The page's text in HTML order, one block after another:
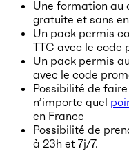
Une formation au
gratuite et sans
Un pack permis
TTC avec le code
Un pack permis
avec le code
Possibilité de
n’importe quel
en France
Possibilité de
à 23h et 7j/7.